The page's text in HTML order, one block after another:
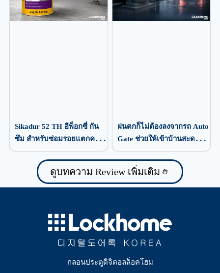
Sikadur 52 TH อีพ็อกซี่ กัน
ซึม สำหรับซ่อมรอยแตกคอ
นกรีต
ฝนตกก็ไม่ต้องลงจากรถ Auto
Gate ช่วยให้เข้าบ้านสะดวก
กว่าเดิม
ดูบทความ Review เพิ่มเติม
กลอนประตูดิจิตอลล็อคโฮม